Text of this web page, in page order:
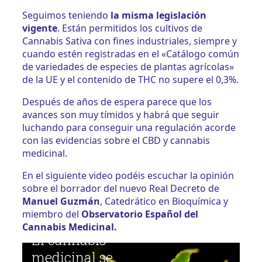
Seguimos teniendo la misma legislación
vigente. Están permitidos los cultivos de
Cannabis Sativa con fines industriales, siempre y
cuando estén registradas en el «Catálogo común
de variedades de especies de plantas agrícolas»
de la UE y el contenido de THC no supere el 0,3%.
Después de años de espera parece que los
avances son muy tímidos y habrá que seguir
luchando para conseguir una regulación acorde
con las evidencias sobre el CBD y cannabis
medicinal.
En el siguiente video podéis escuchar la opinión
sobre el borrador del nuevo Real Decreto de
Manuel Guzmán, Catedrático en Bioquímica y
miembro del Observatorio Español del
Cannabis Medicinal.